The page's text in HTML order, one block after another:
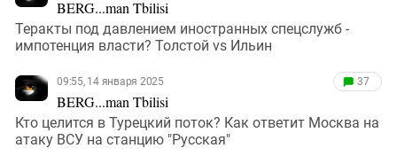
BERG...man Tbilisi
Теракты под давлением иностранных спецслужб -
импотенция власти? Толстой vs Ильин
09:55, 14 января 2025
BERG...man Tbilisi
37
Кто целится в Турецкий поток? Как ответит Москва на
атаку ВСУ на станцию "Русская"